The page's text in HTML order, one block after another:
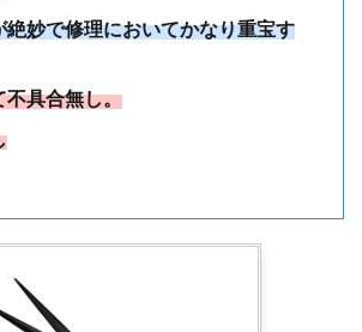
絶妙で修理においてかなり重宝す
不具合無し。